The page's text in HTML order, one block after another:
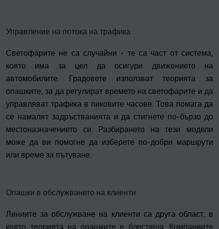
Управление на потока на трафика
Светофарите не са случайни - те са част от система,
която има за цел да осигури движението на
автомобилите. Градовете използват теорията за
опашките, за да регулират времето на светофарите и да
управляват трафика в пиковите часове. Това помага да
се намалят задръстванията и да стигнете по-бързо до
местоназначението си. Разбирането на тези модели
може да ви помогне да изберете по-добри маршрути
или време за пътуване.
Опашки в обслужването на клиенти
Линиите за обслужване на клиенти са друга област, в
която теорията на опашките е блестяща. Компаниите